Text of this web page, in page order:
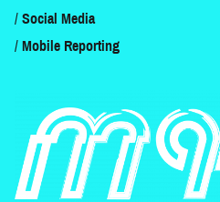
Social Media
Mobile Reporting